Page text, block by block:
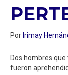
PorIrimay
Dos hombres que
fueron